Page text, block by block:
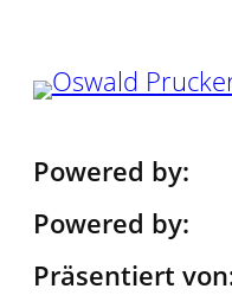
Inhalt
springen
Powered by
Powered by
Präsentiert von